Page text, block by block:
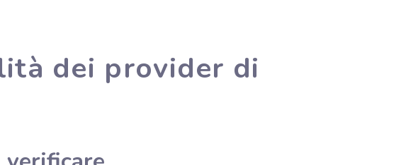
dei provider di